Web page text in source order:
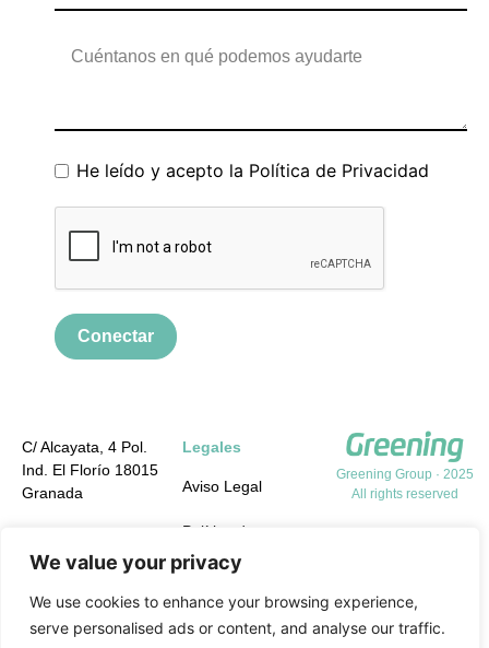
We value your privacy
We use cookies to enhance your browsing experience,
serve personalised ads or content, and analyse our traffic.
He leído y acepto la Política de Privacidad
Conectar
C/ Alcayata, 4 Pol.
Ind. El Florío 18015
Granada
info@greening-
group.com
Legales
Aviso Legal
Política de
Privacidad
Política de cookies
Greening Group · 2025
All rights reserved